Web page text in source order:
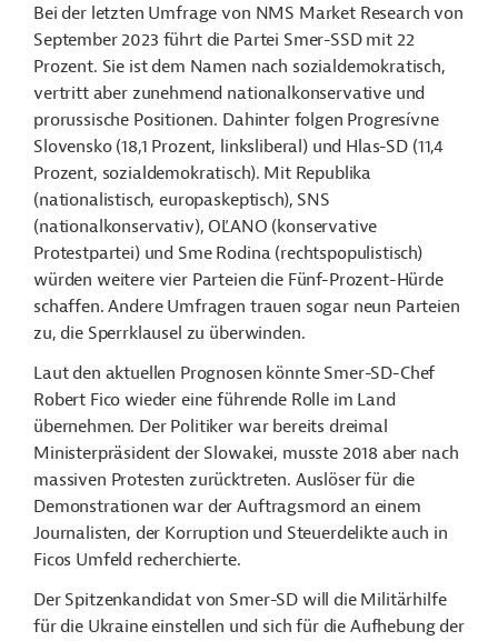
Bei der letzten Umfrage von NMS Market Research von
September 2023 führt die Partei Smer-SSD mit 22
Prozent. Sie ist dem Namen nach sozialdemokratisch,
vertritt aber zunehmend nationalkonservative und
prorussische Positionen. Dahinter folgen Progresívne
Slovensko (18,1 Prozent, linksliberal) und Hlas-SD (11,4
Prozent, sozialdemokratisch). Mit Republika
(nationalistisch, europaskeptisch), SNS
(nationalkonservativ), OĽANO (konservative
Protestpartei) und Sme Rodina (rechtspopulistisch)
würden weitere vier Parteien die Fünf-Prozent-Hürde
schaffen. Andere Umfragen trauen sogar neun Parteien
zu, die Sperrklausel zu überwinden.
Laut den aktuellen Prognosen könnte Smer-SD-Chef
Robert Fico wieder eine führende Rolle im Land
übernehmen. Der Politiker war bereits dreimal
Ministerpräsident der Slowakei, musste 2018 aber nach
massiven Protesten zurücktreten. Auslöser für die
Demonstrationen war der Auftragsmord an einem
Journalisten, der Korruption und Steuerdelikte auch in
Ficos Umfeld recherchierte.
Der Spitzenkandidat von Smer-SD will die Militärhilfe
für die Ukraine einstellen und sich für die Aufhebung der